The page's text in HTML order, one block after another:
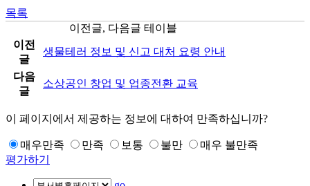
목록
이전글, 다음글 테이블
이전
글
생물테러 정보 및 신고 대처 요령 안내
다음
글
소상공인 창업 및 업종전환 교육
이 페이지에서 제공하는 정보에 대하여 만족하십니까?
매우만족 만족 보통 불만
매우 불만족
평가하기